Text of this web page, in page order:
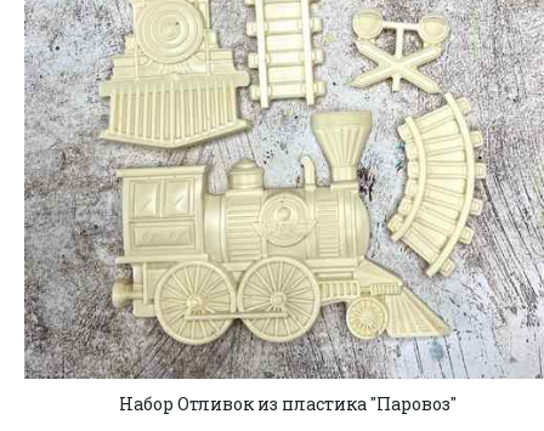
Набор Отливок из пластика "Паровоз"